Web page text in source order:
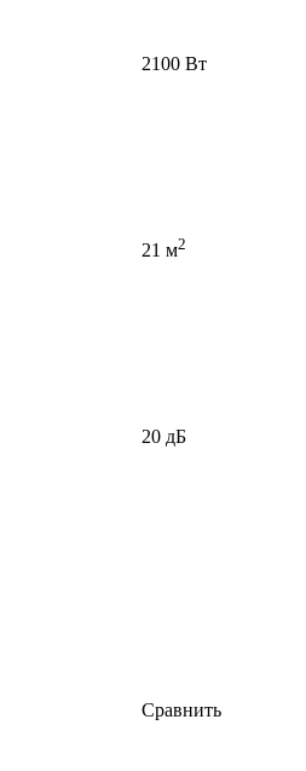
2100 Вт
21 м2
20 дБ
Сравнить